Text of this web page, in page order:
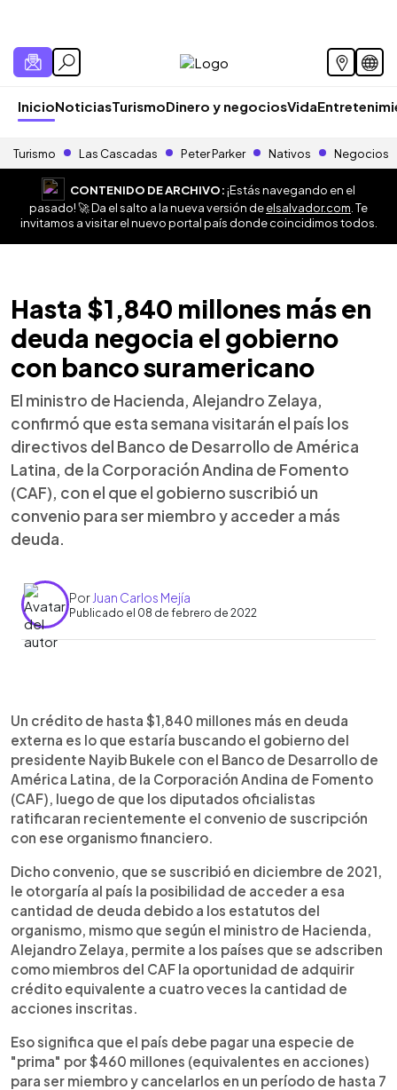
InicioNoticiasTurismoDinero y negociosVida
Turismo Las Cascadas Peter Parker Nativos Negocios
CONTENIDO DE ARCHIVO:¡Estás navegando en el
pasado! 🚀 Da el salto a la nueva versión deelsalvador.com . Te
invitamos a visitar el nuevo portal país donde coincidimos todos.
Hasta $1,840 millones más en
deuda negocia el gobierno
con banco suramericano
El ministro de Hacienda, Alejandro Zelaya,
confirmó que esta semana visitarán el país los
directivos del Banco de Desarrollo de América
Latina, de la Corporación Andina de Fomento
(CAF), con el que el gobierno suscribió un
convenio para ser miembro y acceder a más
deuda.
Por Juan Carlos Mejía
Publicado el 08 de febrero de 2022
► Escuchar artículo
Un crédito de hasta $1,840 millones más en deuda
externa es lo que estaría buscando el gobierno del
presidente Nayib Bukele con el Banco de Desarrollo de
América Latina, de la Corporación Andina de Fomento
(CAF), luego de que los diputados oficialistas
ratificaran recientemente el convenio de suscripción
con ese organismo financiero.
Dicho convenio, que se suscribió en diciembre de 2021,
le otorgaría al país la posibilidad de acceder a esa
cantidad de deuda debido a los estatutos del
organismo, mismo que según el ministro de Hacienda,
Alejandro Zelaya, permite a los países que se adscriben
como miembros del CAF la oportunidad de adquirir
crédito equivalente a cuatro veces la cantidad de
acciones inscritas.
Eso significa que el país debe pagar una especie de
"prima" por $460 millones (equivalentes en acciones)
para ser miembro y cancelarlos en un período de hasta 7